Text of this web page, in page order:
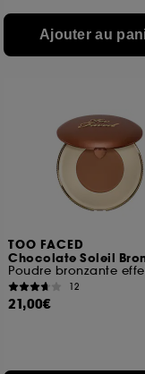
Ajouter au
TOO FACED
Chocolate Soleil
12
21,00€